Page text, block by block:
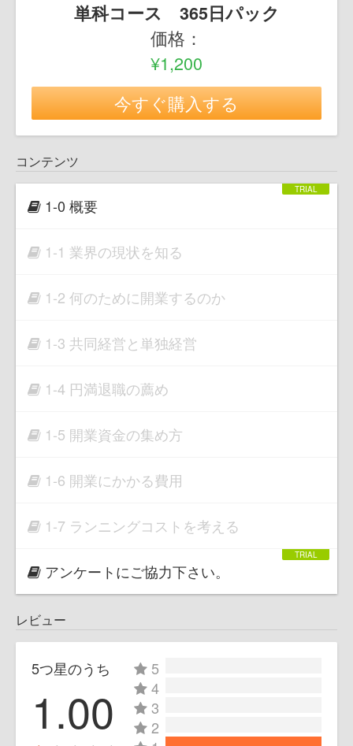
単科コース 365日パック
価格：
¥1,200
今すぐ購入する
コンテンツ
1-0 概要
1-1 業界の現状を知る
1-2 何のために開業するのか
1-3 共同経営と単独経営
1-4 円満退職の薦め
1-5 開業資金の集め方
1-6 開業にかかる費用
1-7 ランニングコストを考える
アンケートにご協力下さい。
レビュー
5つ星のうち
1.00
5
4
3
2